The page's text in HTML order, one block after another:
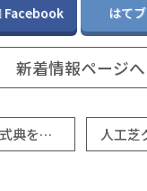
Facebook はてブ
新着情報ページへ
創立70周年記念式典を開催いたしました！ -株式会社ユニサス-